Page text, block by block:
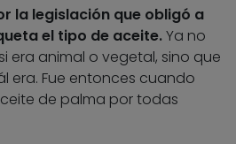
la legislación que obligó a
el tipo de aceite.Ya no
era animal o vegetal, sino que
era. Fue entonces cuando
de palma por todas